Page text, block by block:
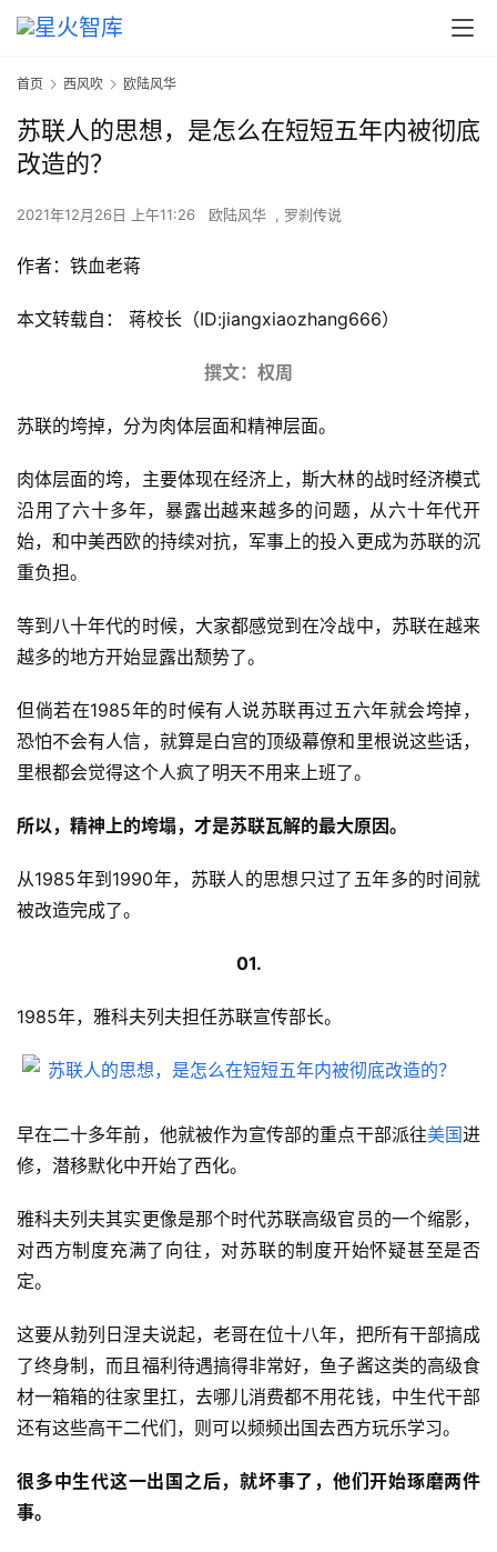
首页 西风吹 欧陆风华
苏联人的思想，是怎么在短短五年内被彻底
改造的？
2021年12月26日 上午11:26 欧陆风华 , 罗刹传说
作者：铁血老蒋
本文转载自： 蒋校长（ID:jiangxiaozhang666）
撰文：权周
苏联的垮掉，分为肉体层面和精神层面。
肉体层面的垮，主要体现在经济上，斯大林的战时经济模式
沿用了六十多年，暴露出越来越多的问题，从六十年代开
始，和中美西欧的持续对抗，军事上的投入更成为苏联的沉
重负担。
等到八十年代的时候，大家都感觉到在冷战中，苏联在越来
越多的地方开始显露出颓势了。
但倘若在1985年的时候有人说苏联再过五六年就会垮掉，
恐怕不会有人信，就算是白宫的顶级幕僚和里根说这些话，
里根都会觉得这个人疯了明天不用来上班了。
所以，精神上的垮塌，才是苏联瓦解的最大原因。
从1985年到1990年，苏联人的思想只过了五年多的时间就
被改造完成了。
01.
1985年，雅科夫列夫担任苏联宣传部长。
早在二十多年前，他就被作为宣传部的重点干部派往美国进
修，潜移默化中开始了西化。
雅科夫列夫其实更像是那个时代苏联高级官员的一个缩影，
对西方制度充满了向往，对苏联的制度开始怀疑甚至是否
定。
这要从勃列日涅夫说起，老哥在位十八年，把所有干部搞成
了终身制，而且福利待遇搞得非常好，鱼子酱这类的高级食
材一箱箱的往家里扛，去哪儿消费都不用花钱，中生代干部
还有这些高干二代们，则可以频频出国去西方玩乐学习。
很多中生代这一出国之后，就坏事了，他们开始琢磨两件
事。